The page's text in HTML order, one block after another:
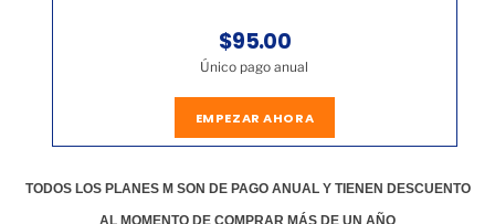
$95.00
Único pago anual
EMPEZAR AHORA
TODOS LOS PLANES M SON DE PAGO ANUAL Y TIENEN DESCUENTO
AL MOMENTO DE COMPRAR MÁS DE UN AÑO